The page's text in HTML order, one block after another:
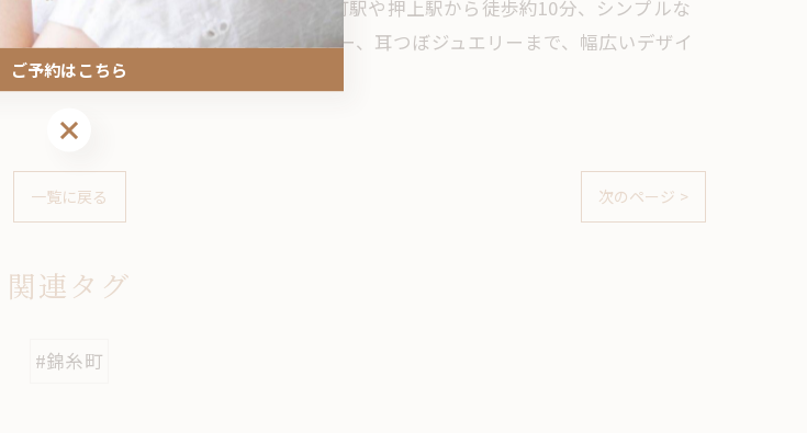
）」へどうぞ！ 東京都墨田区の錦糸町駅や押上駅から徒歩約10分、シンプルな
ョン、マグネット、オーロラ、ミラー、耳つぼジュエリーまで、幅広いデザイ
、ぜひお問い合わせください！
一覧に戻る 次のページ >
関連タグ
#錦糸町
ご予約はこちら
ご予約はこちら